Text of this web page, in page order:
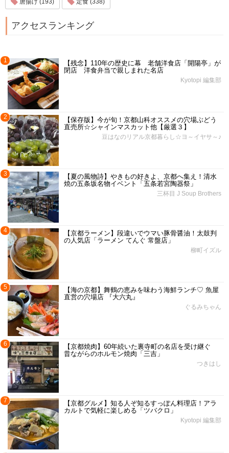
唐揚げ (193) 定食 (338)
アクセスランキング
1
【残念】110年の歴史に幕 老舗洋食店「開陽亭」が
閉店 洋食弁当で親しまれた名店
Kyotopi 編集部
2
【保存版】今が旬！京都山科オススメの穴場ぶどう
直売所☆シャインマスカット他【厳選３】
豆はなのリアル京都暮らし☆ヨ～イヤサ～♪
3
【夏の風物詩】やきもの好きよ、京都へ集え！清水
焼の五条坂名物イベント「五条若宮陶器祭」
三杯目 J Soup Brothers
4
【京都ラーメン】段違いでウマい豚骨醤油！太鼓判
の人気店「ラーメン てんぐ 常盤店」
柳町イズル
5
【海の京都】舞鶴の恵みを味わう海鮮ランチ♡ 魚屋
直営の穴場店 『大六丸』
ぐるみちゃん
6
【京都焼肉】60年続いた裏寺町の名店を受け継ぐ
昔ながらのホルモン焼肉「三吉」
つきはし
7
【京都グルメ】知る人ぞ知るすっぽん料理店！アラ
カルトで気軽に楽しめる「ツバクロ」
Kyotopi 編集部